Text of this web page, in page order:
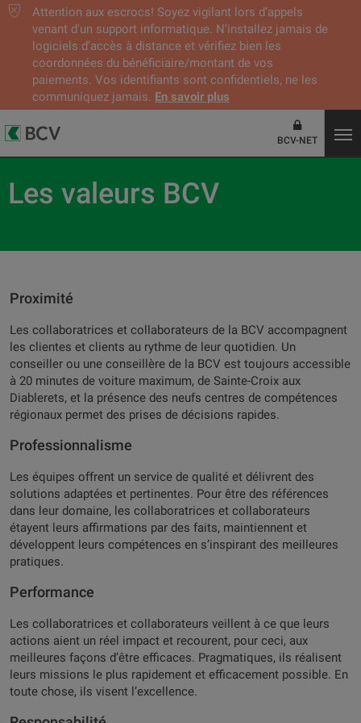
Attention aux escrocs! Soyez vigilant lors d’appels
venant d'un support informatique. N’installez jamais de
logiciels d’accès à distance et vérifiez bien les
coordonnées du bénéficiaire/montant de vos
paiements. Vos identifiants sont confidentiels, ne les
communiquez jamais. En savoir plus
BCV-NET
Les valeurs BCV
Proximité
Les collaboratrices et collaborateurs de la BCV accompagnent
les clientes et clients au rythme de leur quotidien. Un
conseiller ou une conseillère de la BCV est toujours accessible
à 20 minutes de voiture maximum, de Sainte-Croix aux
Diablerets, et la présence des neufs centres de compétences
régionaux permet des prises de décisions rapides.
Professionnalisme
Les équipes offrent un service de qualité et délivrent des
solutions adaptées et pertinentes. Pour être des références
dans leur domaine, les collaboratrices et collaborateurs
étayent leurs affirmations par des faits, maintiennent et
développent leurs compétences en s’inspirant des meilleures
pratiques.
Performance
Les collaboratrices et collaborateurs veillent à ce que leurs
actions aient un réel impact et recourent, pour ceci, aux
meilleures façons d’être efficaces. Pragmatiques, ils réalisent
leurs missions le plus rapidement et efficacement possible. En
toute chose, ils visent l’excellence.